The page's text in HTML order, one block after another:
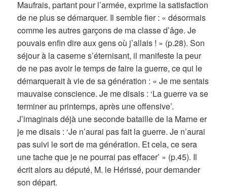
Maufrais, partant pour l’armée, exprime la satisfaction
de ne plus se démarquer. Il semble fier : « désormais
comme les autres garçons de ma classe d’âge. Je
pouvais enfin dire aux gens où j’allais ! » (p.28). Son
séjour à la caserne s’éternisant, il manifeste la peur
de ne pas avoir le temps de faire la guerre, ce qui le
démarquerait à vie de sa génération : « Je me sentais
mauvaise conscience. Je me disais : ‘La guerre va se
terminer au printemps, après une offensive’.
J’imaginais déjà une seconde bataille de la Marne er
je me disais : ‘Je n’aurai pas fait la guerre. Je n’aurai
pas suivi le sort de ma génération. Et cela, ce sera
une tache que je ne pourrai pas effacer’ » (p.45). Il
écrit alors au député, M. le Hérissé, pour demander
son départ.